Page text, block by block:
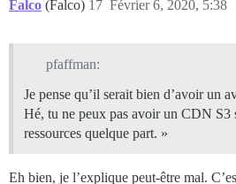
Falco (Falco) Février 6, 2020, 5:38
17
pfaffman:
Je pense qu’il serait bien d’avoir un
Hé, tu ne peux pas avoir un CDN S3
ressources quelque part. »
Eh bien, je l’explique peut-être mal.